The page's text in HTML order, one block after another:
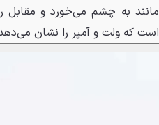
مانند به چشم می‌خورد و مقابل
است که ولت و آمپر را نشان